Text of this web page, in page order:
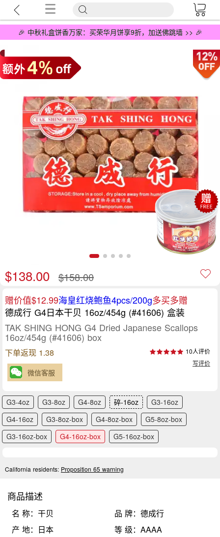
🎉 中秋礼盒饼香万家：买荣华月饼享9折，加送佛跳墙 >> 🎉
$138.00 $158.00
赠价值$12.99海皇红烧鲍鱼4pcs/200g多买多赠
德成行 G4日本干贝 16oz/454g (#41606) 盒装
TAK SHING HONG G4 Dried Japanese Scallops
16oz/454g (#41606) box
下单返现 1.38
10人评价
写评价
微信客服
G3-4oz G3-8oz G4-8oz 碎-16oz
G3-16oz
G4-16oz
G3-8oz-box G4-8oz-box
G5-8oz-box
G3-16oz-box
G4-16oz-box G5-16oz-box
California residents: Proposition 65 warning
商品描述
名 称：干贝
品 牌：德成行
产 地：日本
等 级：AAAA